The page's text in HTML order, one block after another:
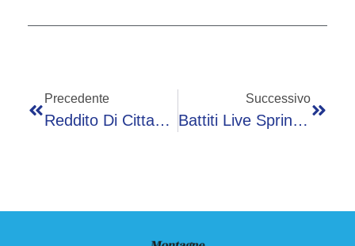
Precedente
Reddito Di Cittadinanza, “discriminatorio Requisito 10 Anni Di Residenza”: Sentenza Corte Ue
Successivo
Battiti Live Spring Vince Gli Ascolti, David Di Donatello Al 12,2%